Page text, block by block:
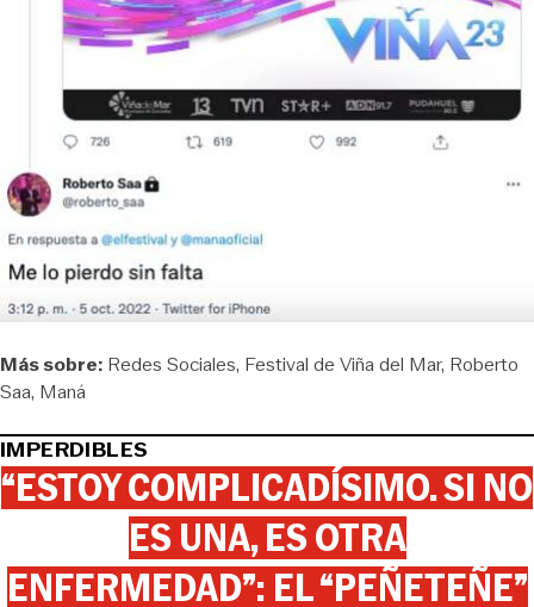
Más sobre: Redes Sociales Festival de Viña del Mar Roberto
Saa Maná
IMPERDIBLES
“ESTOY COMPLICADÍSIMO. SI NO
ES UNA, ES OTRA
ENFERMEDAD”: EL “PEÑETEÑE”